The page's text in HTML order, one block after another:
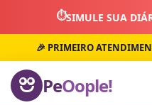
⏱️SIMULE SUA
🎉 PRIMEIRO
PeOople!